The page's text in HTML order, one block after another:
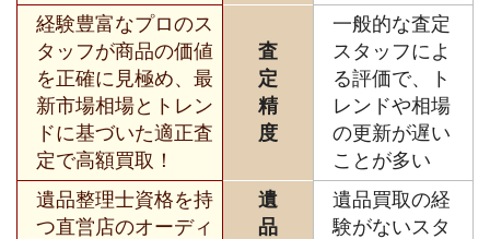
経験豊富なプロのス
タッフが商品の価値
を正確に見極め、最
新市場相場とトレン
ドに基づいた適正査
定で高額買取！
査
定
精
度
一般的な査定
スタッフによ
る評価で、ト
レンドや相場
の更新が遅い
ことが多い
遺品整理士資格を持
つ直営店のオーディ
遺
品
遺品買取の経
験がないスタ